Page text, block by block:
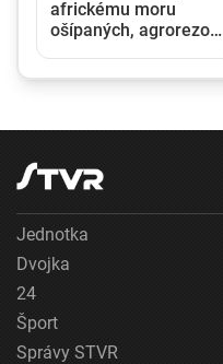
africkému moru
ošípaných, agrorezort
Jednotka
Dvojka
24
Šport
Správy STVR